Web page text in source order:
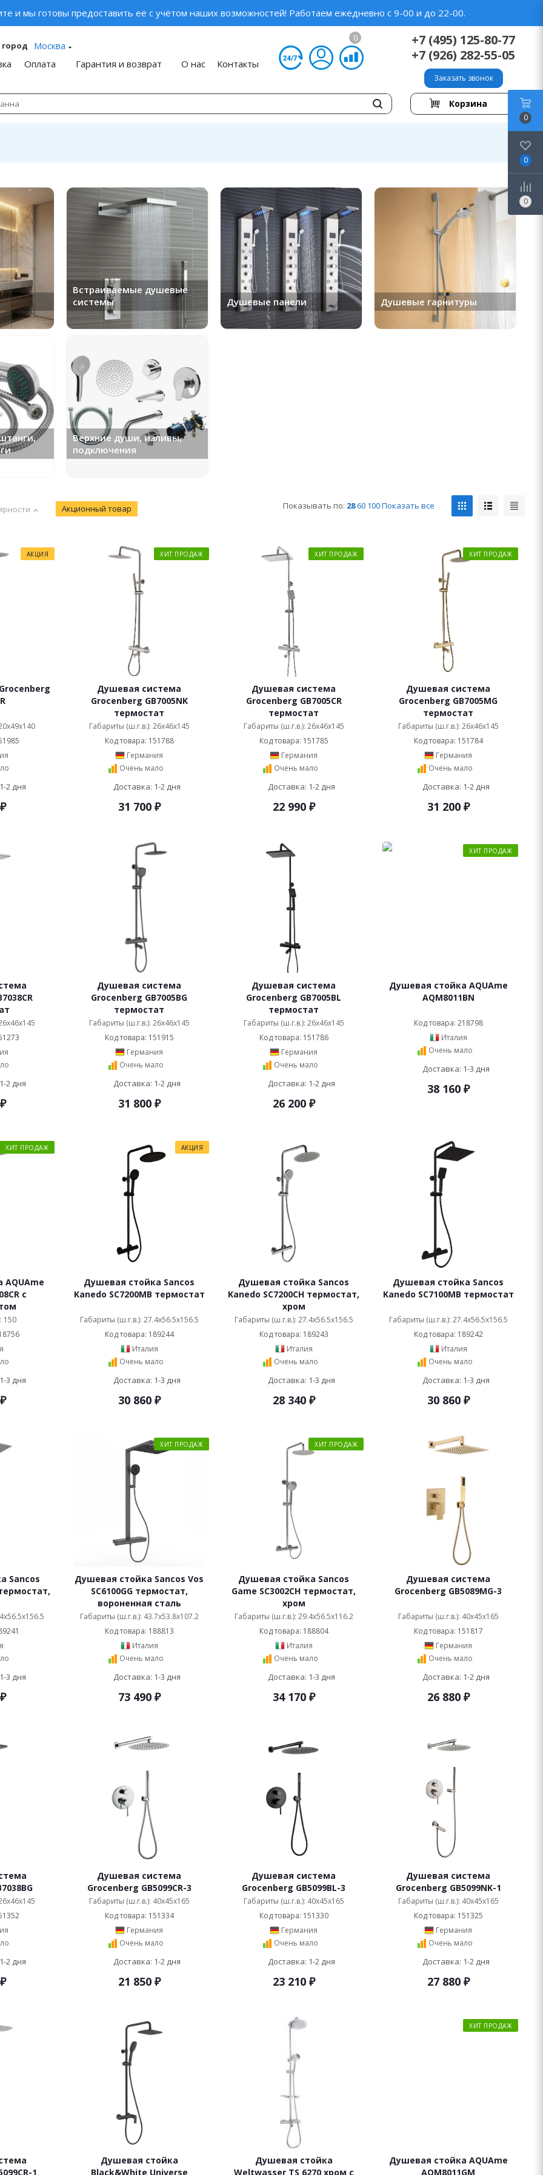
и мы готовы предоставить её с учётом наших возможностей! Работаем ежедневно с 9-00 и до 22-00.
Москва
Оплата Гарантия и возврат О нас Контакты
0
+7 (495) 125-80-77
+7 (926) 282-55-05
Заказать звонок
Корзина
Встраиваемые душевые
системы
Душевые панели Душевые гарнитуры
Верхние души, изливы,
подключения
Акционный товар Показывать по: 28 60 100Показать все
АКЦИЯ
2 дня
ХИТ ПРОДАЖ
Душевая система
Grocenberg GB7005NK
термостат
Габариты (ш.г.в.): 26x46x145
Код товара: 151788
Германия
Очень мало
Доставка: 1-2 дня
31 700₽
ХИТ ПРОДАЖ
Душевая система
Grocenberg GB7005CR
термостат
Габариты (ш.г.в.): 26x46x145
Код товара: 151785
Германия
Очень мало
Доставка: 1-2 дня
22 990₽
ХИТ ПРОДАЖ
Душевая система
Grocenberg GB7005MG
термостат
Габариты (ш.г.в.): 26x46x145
Код товара: 151784
Германия
Очень мало
Доставка: 1-2 дня
31 200₽
2 дня
Душевая система
Grocenberg GB7005BG
термостат
Габариты (ш.г.в.): 26x46x145
Код товара: 151915
Германия
Очень мало
Доставка: 1-2 дня
31 800₽
Душевая система
Grocenberg GB7005BL
термостат
Габариты (ш.г.в.): 26x46x145
Код товара: 151786
Германия
Очень мало
Доставка: 1-2 дня
26 200₽
ХИТ ПРОДАЖ
Душевая стойка AQUAme
AQM8011BN
Код товара: 218798
Италия
Очень мало
Доставка: 1-3 дня
38 160₽
ХИТ ПРОДАЖ
с
150
3 дня
АКЦИЯ
Душевая стойка Sancos
Kanedo SC7200MB термостат
Габариты (ш.г.в.): 27.4x56.5x156.5
Код товара: 189244
Италия
Очень мало
Доставка: 1-3 дня
30 860₽
Душевая стойка Sancos
Kanedo SC7200CH термостат,
хром
Габариты (ш.г.в.): 27.4x56.5x156.5
Код товара: 189243
Италия
Очень мало
Доставка: 1-3 дня
28 340₽
Душевая стойка Sancos
Kanedo SC7100MB термостат
Габариты (ш.г.в.): 27.4x56.5x156.5
Код товара: 189242
Италия
Очень мало
Доставка: 1-3 дня
30 860₽
Sancos
3 дня
ХИТ ПРОДАЖ
Душевая стойка Sancos Vos
SC6100GG термостат,
вороненная сталь
Габариты (ш.г.в.): 43.7x53.8x107.2
Код товара: 188813
Италия
Очень мало
Доставка: 1-3 дня
73 490₽
ХИТ ПРОДАЖ
Душевая стойка Sancos
Game SC3002CH термостат,
хром
Габариты (ш.г.в.): 29.4x56.5x116.2
Код товара: 188804
Италия
Очень мало
Доставка: 1-3 дня
34 170₽
Душевая система
Grocenberg GB5089MG-3
Габариты (ш.г.в.): 40x45x165
Код товара: 151817
Германия
Очень мало
Доставка: 1-2 дня
26 880₽
2 дня
Душевая система
Grocenberg GB5099CR-3
Габариты (ш.г.в.): 40x45x165
Код товара: 151334
Германия
Очень мало
Доставка: 1-2 дня
21 850₽
Душевая система
Grocenberg GB5099BL-3
Габариты (ш.г.в.): 40x45x165
Код товара: 151330
Германия
Очень мало
Доставка: 1-2 дня
23 210₽
Душевая система
Grocenberg GB5099NK-1
Габариты (ш.г.в.): 40x45x165
Код товара: 151325
Германия
Очень мало
Доставка: 1-2 дня
27 880₽
1
Душевая стойка
Black&White Universe
Душевая стойка
Weltwasser TS 6270 хром с
ХИТ ПРОДАЖ
Душевая стойка AQUAme
AQM8011GM
0
0
0